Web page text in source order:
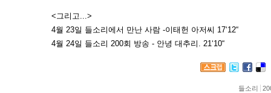
<그리고...>
4월 23일 들소리에서 만난 사람 -이태헌 아저씨 17‘12“
4월 24일 들소리 200회 방송 - 안녕 대추리. 21‘10“
들소리